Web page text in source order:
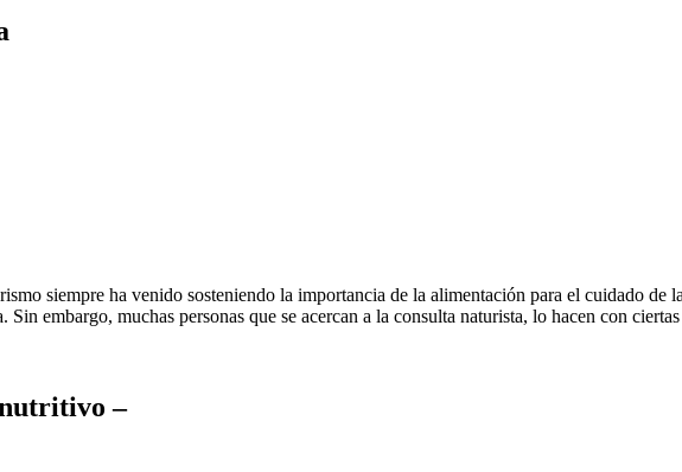
siempre ha venido sosteniendo la importancia de la alimentación para el cuidado
embargo, muchas personas que se acercan a la consulta naturista, lo hacen con
–